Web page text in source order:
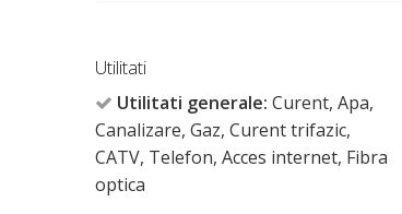
Utilitati
Utilitati generale: Curent, Apa,
Canalizare, Gaz, Curent trifazic,
CATV, Telefon, Acces internet, Fibra
optica